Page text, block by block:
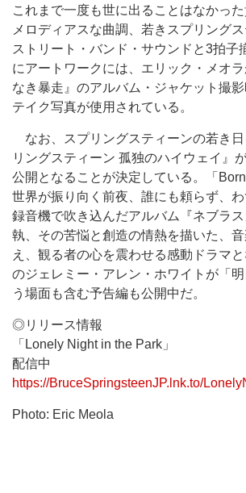
これまで一度も世に出ることはなかった
メロディアスな曲調、若きスプリング
ストリート・バンド・サウンドと3拍子
にアートワークには、エリック・メオ
なき暴走』のアルバム・ジャケット撮
テイク写真が使用されている。
なお、スプリングスティーンの若き
リングスティーン 孤独のハイウェイ』
公開となることが決定している。「
世界が振り向く前夜、誰にも頼らず、
録音機で吹き込んだアルバム『ネブラ
執、その苦悩と創造の情熱を描いた、
え、観る者の心を震わせる感動ドラマ
のジェレミー・アレン・ホワイトが「
う場面も含む予告編も公開中だ。
◎リリース情報
「Lonely Night in the Park」
配信中
https://BruceSpringsteenJP.lnk.to/
Photo: Eric Meola